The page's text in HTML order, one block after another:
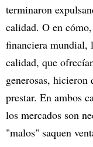
terminaron
calidad. O en
financiera mundial,
calidad, que
generosas, hicieron
prestar. En ambos
los mercados son
"malos" saquen